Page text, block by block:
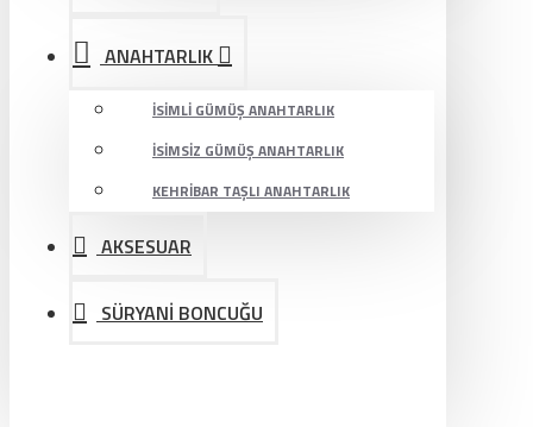
ANAHTARLIK
İSIMLI GÜMÜŞ ANAHTARLIK
İSIMSIZ GÜMÜŞ ANAHTARLIK
KEHRIBAR TAŞLI ANAHTARLIK
AKSESUAR
SÜRYANİ BONCUĞU